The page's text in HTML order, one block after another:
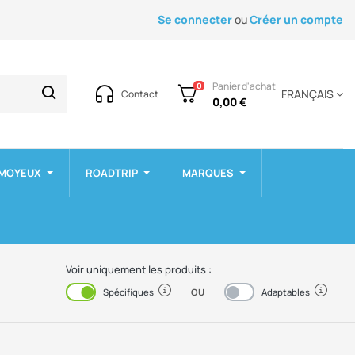
Se connecterouCréer un compte
Contact
0 Panier d'achat
0,00 €
FRANÇAIS
ROADTRIP MARQUES
Voir uniquement les produits :
Activé Spécifiques OU DésactivéAdaptables